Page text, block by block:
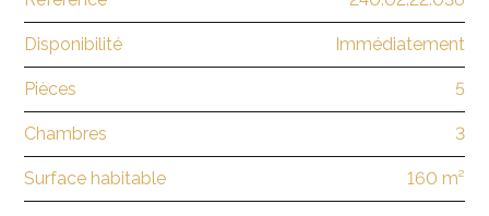
Disponibilité Immédiatement
Pièces 5
Chambres 3
Surface habitable 160 m²